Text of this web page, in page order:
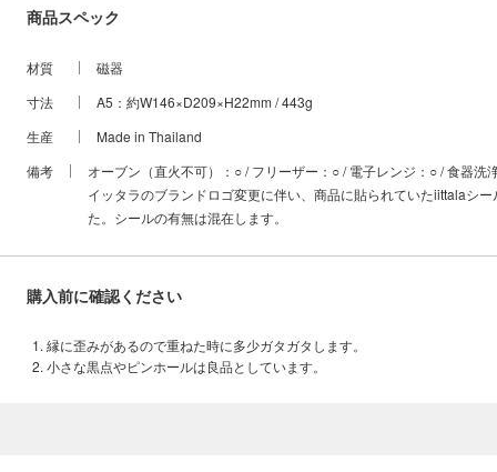
商品スペック
材質
磁器
寸法
A5：約W146×D209×H22mm / 443g
生産
Made in Thailand
備考
オーブン（直火不可）：○ / フリーザー：○ / 電子レンジ：○ / 食器洗
イッタラのブランドロゴ変更に伴い、商品に貼られていたiittalaシ
た。シールの有無は混在します。
購入前に確認ください
縁に歪みがあるので重ねた時に多少ガタガタします。
小さな黒点やピンホールは良品としています。